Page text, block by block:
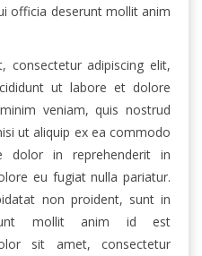
officia deserunt mollit anim
consectetur adipiscing elit,
ut labore et dolore
veniam, quis nostrud
ut aliquip ex ea commodo
dolor in reprehenderit in
eu fugiat nulla pariatur.
non proident, sunt in
mollit anim id est
sit amet, consectetur